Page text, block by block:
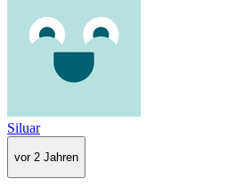
Siluar
vor 2 Jahren